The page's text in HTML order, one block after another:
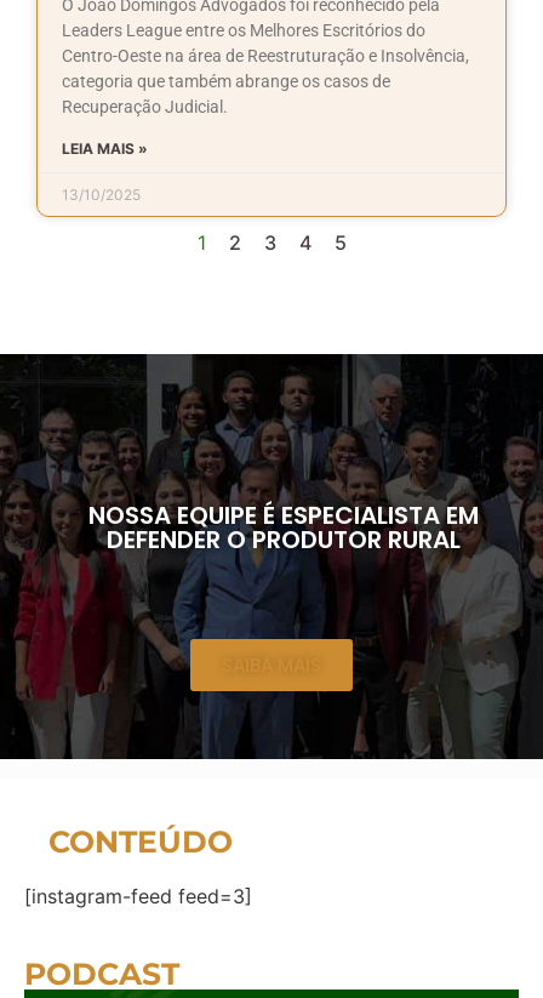
O João Domingos Advogados foi reconhecido pela
Leaders League entre os Melhores Escritórios do
Centro-Oeste na área de Reestruturação e Insolvência,
categoria que também abrange os casos de
Recuperação Judicial.
LEIA MAIS »
13/10/2025
1 2 3 4 5
NOSSA EQUIPE É ESPECIALISTA EM
DEFENDER O PRODUTOR RURAL
SAIBA MAIS
CONTEÚDO
[instagram-feed feed=3]
PODCAST